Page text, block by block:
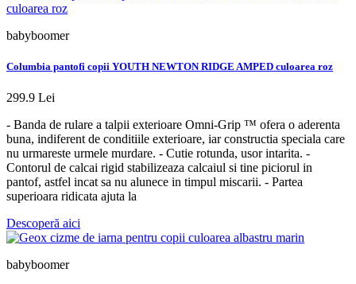
babyboomer
Columbia pantofi copii YOUTH NEWTON RIDGE AMPED culoarea roz
299.9 Lei
- Banda de rulare a talpii exterioare Omni-Grip ™ ofera o aderenta
buna, indiferent de conditiile exterioare, iar constructia speciala care
nu urmareste urmele murdare. - Cutie rotunda, usor intarita. -
Contorul de calcai rigid stabilizeaza calcaiul si tine piciorul in
pantof, astfel incat sa nu alunece in timpul miscarii. - Partea
superioara ridicata ajuta la
Descoperă aici
babyboomer